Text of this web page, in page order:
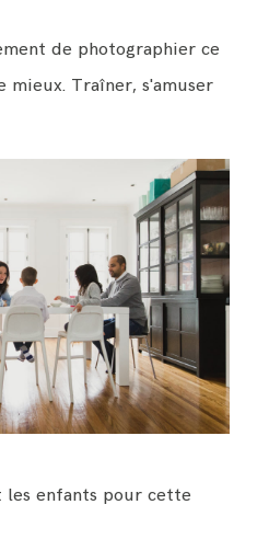
de photographier ce
Traîner, s'amuser
les enfants pour cette